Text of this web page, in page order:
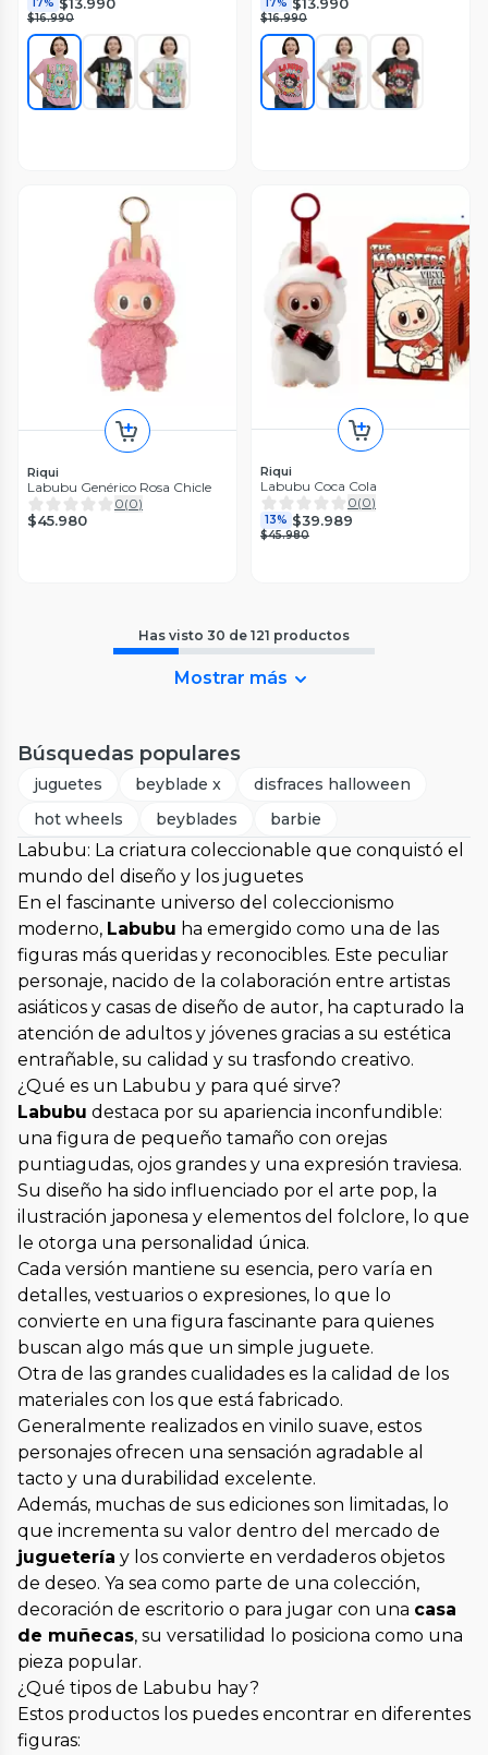
17%
$16.990
17%
$16.990
Riqui
Labubu Genérico Rosa Chicle
0(0)
$45.980
Riqui
Labubu Coca Cola
0(0)
13% $39.989
$45.980
Has visto 30 de 121 productos
Mostrar más
Búsquedas populares
juguetes beyblade x
disfraces halloween
hot wheels
beyblades barbie
Labubu: La criatura coleccionable que conquistó el
mundo del diseño y los juguetes
En el fascinante universo del coleccionismo
moderno, Labubu ha emergido como una de las
figuras más queridas y reconocibles. Este peculiar
personaje, nacido de la colaboración entre artistas
asiáticos y casas de diseño de autor, ha capturado la
atención de adultos y jóvenes gracias a su estética
entrañable, su calidad y su trasfondo creativo.
¿Qué es un Labubu y para qué sirve?
Labubu destaca por su apariencia inconfundible:
una figura de pequeño tamaño con orejas
puntiagudas, ojos grandes y una expresión traviesa.
Su diseño ha sido influenciado por el arte pop, la
ilustración japonesa y elementos del folclore, lo que
le otorga una personalidad única.
Cada versión mantiene su esencia, pero varía en
detalles, vestuarios o expresiones, lo que lo
convierte en una figura fascinante para quienes
buscan algo más que un simple juguete.
Otra de las grandes cualidades es la calidad de los
materiales con los que está fabricado.
Generalmente realizados en vinilo suave, estos
personajes ofrecen una sensación agradable al
tacto y una durabilidad excelente.
Además, muchas de sus ediciones son limitadas, lo
que incrementa su valor dentro del mercado de
juguetería y los convierte en verdaderos objetos
de deseo. Ya sea como parte de una colección,
decoración de escritorio o para jugar con una casa
de muñecas, su versatilidad lo posiciona como una
pieza popular.
¿Qué tipos de Labubu hay?
Estos productos los puedes encontrar en diferentes
figuras: